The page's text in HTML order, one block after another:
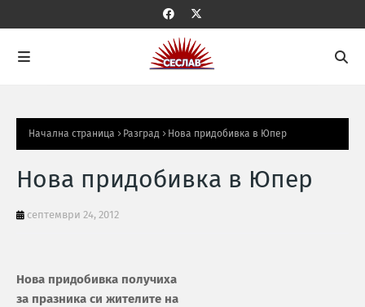
Начална страница Разград Нова придобивка в Юпер
Нова придобивка в Юпер
септември 24, 2012
Нова придобивка получиха
за празника си жителите на